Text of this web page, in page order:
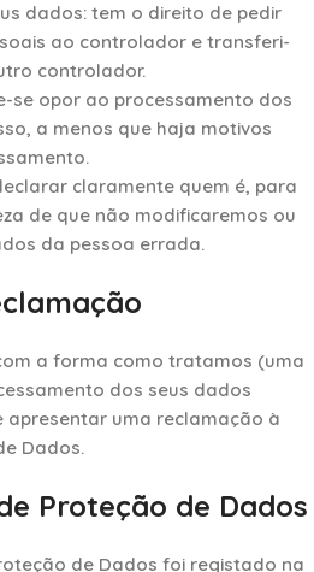
dados: tem o direito de pedir
ao controlador e transferi-
controlador.
se opor ao processamento dos
a menos que haja motivos
claramente quem é, para
de que não modificaremos ou
da pessoa errada.
a forma como tratamos (uma
dos seus dados
apresentar uma reclamação à
Dados.
Proteção de Dados
de Dados foi registado na